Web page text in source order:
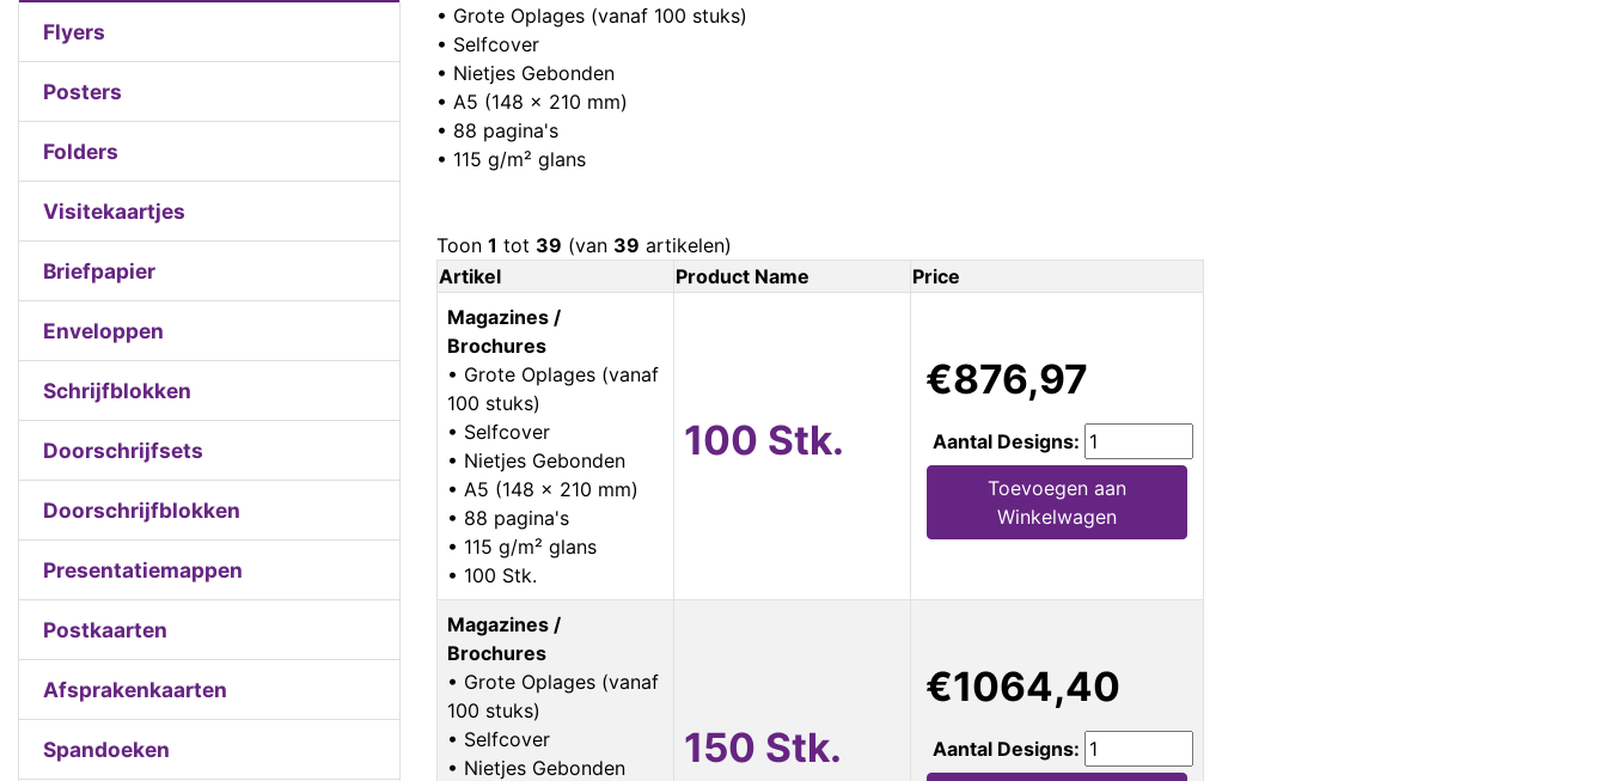
Flyers
Posters
Folders
Visitekaartjes
Briefpapier
Enveloppen
Schrijfblokken
Doorschrijfsets
Doorschrijfblokken
Presentatiemappen
Postkaarten
Afsprakenkaarten
Spandoeken
• Grote Oplages (vanaf 100 stuks)
• Selfcover
• Nietjes Gebonden
• A5 (148 x 210 mm)
• 88 pagina's
• 115 g/m² glans
Toon 1 tot 39 (van 39 artikelen)
Artikel
Product Name
Price
Magazines /
Brochures
• Grote Oplages (vanaf
100 stuks)
• Selfcover
• Nietjes Gebonden
• A5 (148 x 210 mm)
• 88 pagina's
• 115 g/m² glans
• 100 Stk.
100 Stk.
€876,97
Aantal Designs:
Toevoegen aan
Winkelwagen
Magazines /
Brochures
• Grote Oplages (vanaf
100 stuks)
• Selfcover
• Nietjes Gebonden
150 Stk.
€1064,40
Aantal Designs: